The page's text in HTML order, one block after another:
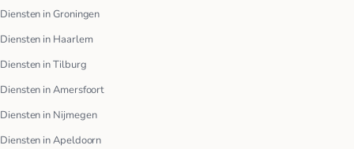
Diensten in Groningen
Diensten in Haarlem
Diensten in Tilburg
Diensten in Amersfoort
Diensten in Nijmegen
Diensten in Apeldoorn